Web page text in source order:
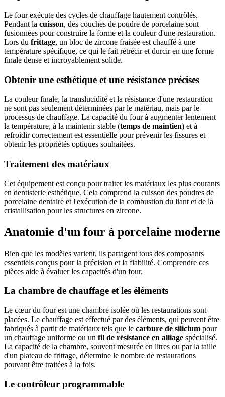
Le four exécute des cycles de chauffage hautement contrôlés.
Pendant la cuisson, des couches de poudre de porcelaine sont
fusionnées pour construire la forme et la couleur d'une restauration.
Lors du frittage, un bloc de zircone fraisée est chauffé à une
température spécifique, ce qui le fait rétrécir et durcir en une forme
finale dense et incroyablement solide.
Obtenir une esthétique et une résistance précises
La couleur finale, la translucidité et la résistance d'une restauration
ne sont pas seulement déterminées par le matériau, mais par le
processus de chauffage. La capacité du four à augmenter lentement
la température, à la maintenir stable (temps de maintien) et à
refroidir correctement est essentielle pour prévenir les fissures et
obtenir les propriétés optiques souhaitées.
Traitement des matériaux
Cet équipement est conçu pour traiter les matériaux les plus courants
en dentisterie esthétique. Cela comprend la cuisson des poudres de
porcelaine dentaire et l'exécution de la combustion du liant et de la
cristallisation pour les structures en zircone.
Anatomie d'un four à porcelaine moderne
Bien que les modèles varient, ils partagent tous des composants
essentiels conçus pour la précision et la fiabilité. Comprendre ces
pièces aide à évaluer les capacités d'un four.
La chambre de chauffage et les éléments
Le cœur du four est une chambre isolée où les restaurations sont
placées. Le chauffage est effectué par des éléments, qui peuvent être
fabriqués à partir de matériaux tels que le carbure de silicium pour
un chauffage uniforme ou un fil de résistance en alliage spécialisé.
La capacité de la chambre, souvent mesurée en litres ou par la taille
d'un plateau de frittage, détermine le nombre de restaurations
pouvant être traitées à la fois.
Le contrôleur programmable